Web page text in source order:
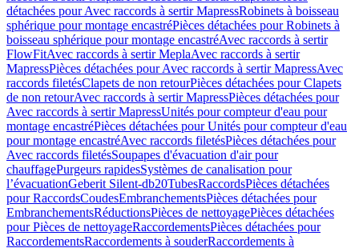
détachées pour Avec raccords à sertir MapressRobinets à boisseau
sphérique pour montage encastréPièces détachées pour Robinets à
boisseau sphérique pour montage encastréAvec raccords à sertir
FlowFitAvec raccords à sertir MeplaAvec raccords à sertir
MapressPièces détachées pour Avec raccords à sertir MapressAvec
raccords filetésClapets de non retourPièces détachées pour Clapets
de non retourAvec raccords à sertir MapressPièces détachées pour
Avec raccords à sertir MapressUnités pour compteur d'eau pour
montage encastréPièces détachées pour Unités pour compteur d'eau
pour montage encastréAvec raccords filetésPièces détachées pour
Avec raccords filetésSoupapes d'évacuation d'air pour
chauffagePurgeurs rapidesSystèmes de canalisation pour
l’évacuationGeberit Silent-db20TubesRaccordsPièces détachées
pour RaccordsCoudesEmbranchementsPièces détachées pour
EmbranchementsRéductionsPièces de nettoyagePièces détachées
pour Pièces de nettoyageRaccordementsPièces détachées pour
RaccordementsRaccordements à souderRaccordements à